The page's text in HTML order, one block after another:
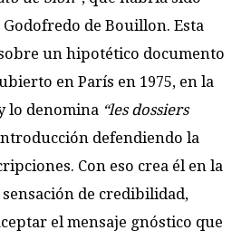
de Bouillon. Esta
un hipotético documento
en París en 1975, en la
lo denomina “les dossiers
defendiendo la
Con eso crea él en la
de credibilidad,
el mensaje gnóstico que